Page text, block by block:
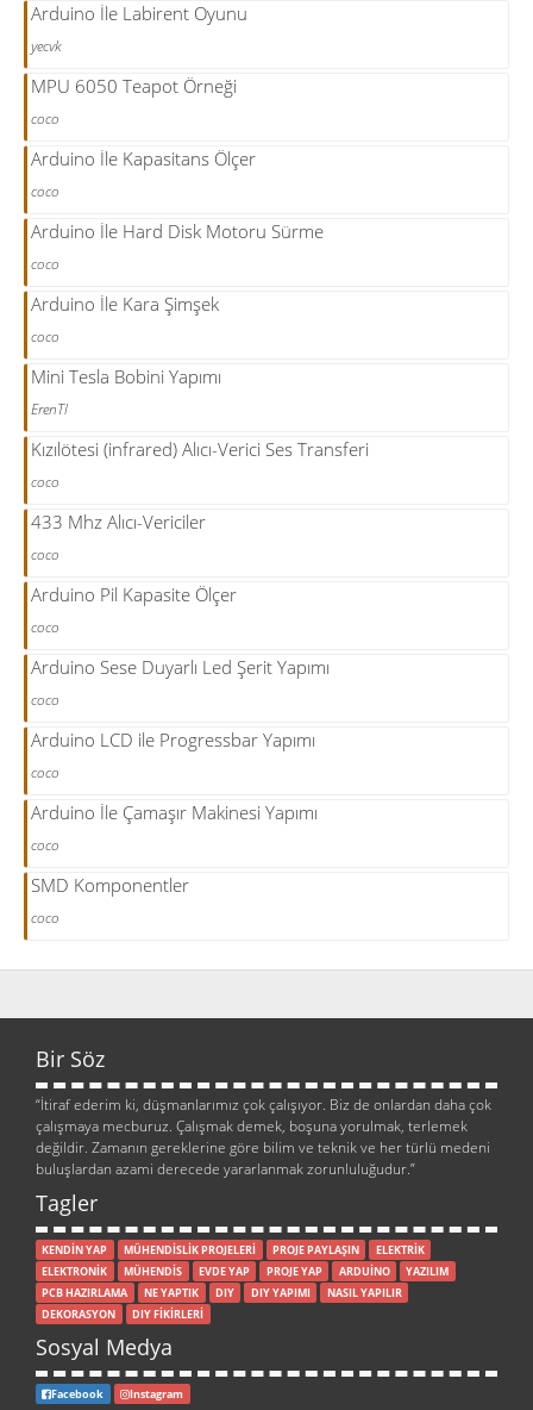
Arduino İle Labirent Oyunu
yecvk
MPU 6050 Teapot Örneği
coco
Arduino İle Kapasitans Ölçer
coco
Arduino İle Hard Disk Motoru Sürme
coco
Arduino İle Kara Şimşek
coco
Mini Tesla Bobini Yapımı
ErenTl
Kızılötesi (infrared) Alıcı-Verici Ses Transferi
coco
433 Mhz Alıcı-Vericiler
coco
Arduino Pil Kapasite Ölçer
coco
Arduino Sese Duyarlı Led Şerit Yapımı
coco
Arduino LCD ile Progressbar Yapımı
coco
Arduino İle Çamaşır Makinesi Yapımı
coco
SMD Komponentler
coco
Bir Söz
“İtiraf ederim ki, düşmanlarımız çok çalışıyor. Biz de onlardan daha çok
çalışmaya mecburuz. Çalışmak demek, boşuna yorulmak, terlemek
değildir. Zamanın gereklerine göre bilim ve teknik ve her türlü medeni
buluşlardan azami derecede yararlanmak zorunluluğudur.”
Tagler
KENDİN YAP MÜHENDİSLİK PROJELERİ PROJE PAYLAŞIN
ELEKTRİK
ELEKTRONİK
MÜHENDİS EVDE YAP PROJE YAP ARDUİNO
YAZILIM
PCB HAZIRLAMA
NE YAPTIK DIY DIY YAPIMI
NASIL YAPILIR
DEKORASYON
DIY FİKİRLERİ
Sosyal Medya
Facebook Instagram